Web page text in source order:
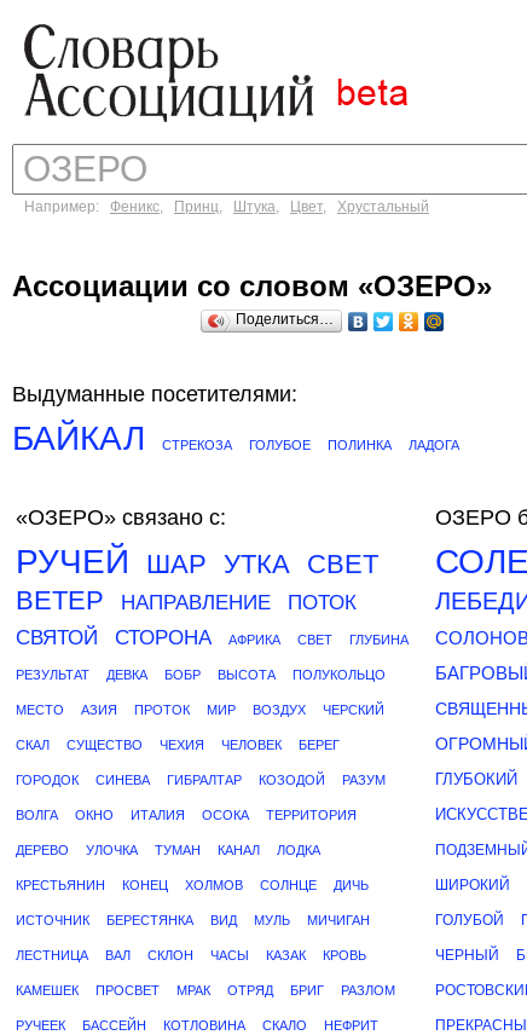
Например: Феникс, Принц, Штука, Цвет, Хрустальный
Ассоциации со словом «ОЗЕРО»
Поделиться…
Выдуманные посетителями:
БАЙКАЛ СТРЕКОЗА ГОЛУБОЕ ПОЛИНКА ЛАДОГА
«ОЗЕРО» связано с:
РУЧЕЙ ШАР УТКА СВЕТ
ВЕТЕР
НАПРАВЛЕНИЕ
ПОТОК
СВЯТОЙ
СТОРОНА АФРИКА СВЕТ ГЛУБИНА
РЕЗУЛЬТАТ ДЕВКА БОБР ВЫСОТА ПОЛУКОЛЬЦО
МЕСТО АЗИЯ ПРОТОК МИР ВОЗДУХ ЧЕРСКИЙ
СКАЛ СУЩЕСТВО ЧЕХИЯ ЧЕЛОВЕК БЕРЕГ
ГОРОДОК СИНЕВА ГИБРАЛТАР КОЗОДОЙ РАЗУМ
ВОЛГА ОКНО ИТАЛИЯ ОСОКА ТЕРРИТОРИЯ
ДЕРЕВО УЛОЧКА ТУМАН КАНАЛ ЛОДКА
КРЕСТЬЯНИН КОНЕЦ ХОЛМОВ СОЛНЦЕ ДИЧЬ
ИСТОЧНИК БЕРЕСТЯНКА ВИД МУЛЬ МИЧИГАН
ЛЕСТНИЦА ВАЛ СКЛОН ЧАСЫ КАЗАК КРОВЬ
КАМЕШЕК ПРОСВЕТ МРАК ОТРЯД БРИГ РАЗЛОМ
РУЧЕЕК БАССЕЙН КОТЛОВИНА СКАЛО НЕФРИТ
ОЗЕРО
ГЛУБОКИЙ
ШИРОКИЙ
ГОЛУБОЙ
ЧЕРНЫЙ